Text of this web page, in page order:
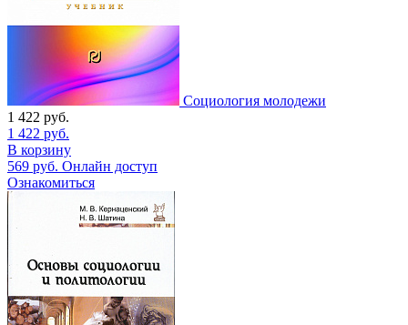
Социология молодежи
1 422 руб.
1 422 руб.
В корзину
569 руб. Онлайн доступ
Ознакомиться